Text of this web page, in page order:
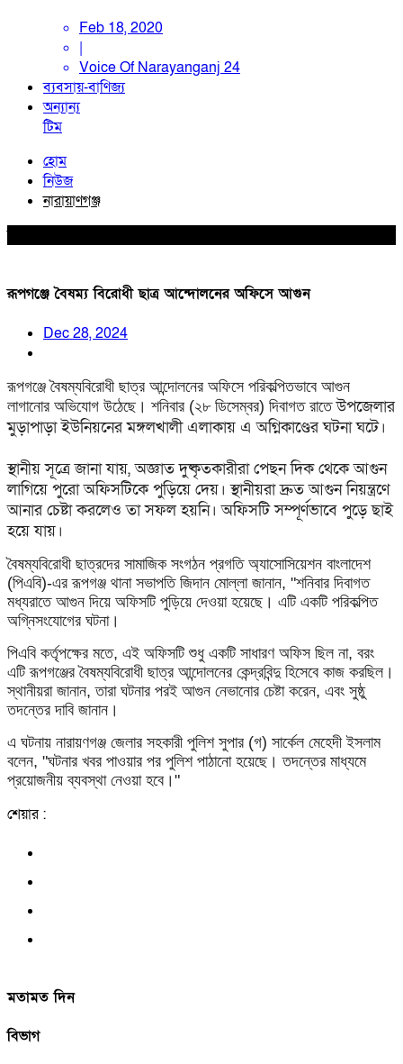
Feb 18, 2020
|
Voice Of Narayanganj 24
ব্যবসায়-বাণিজ্য
অন্যান্য
টিম
হোম
নিউজ
নারায়াণগঞ্জ
রূপগঞ্জে বৈষম্য বিরোধী ছাত্র আন্দোলনের অফিসে আগুন
Dec 28, 2024
রূপগঞ্জে বৈষম্যবিরোধী ছাত্র আন্দোলনের অফিসে পরিকল্পিতভাবে আগুন
লাগানোর অভিযোগ উঠেছে। শনিবার (২৮ ডিসেম্বর) দিবাগত রাতেউপজেলার
মুড়াপাড়া ইউনিয়নের মঙ্গলখালী এলাকায় এ অগ্নিকাণ্ডের ঘটনা ঘটে।
স্থানীয় সূত্রে জানা যায়, অজ্ঞাত দুষ্কৃতকারীরা পেছন দিক থেকে আগুন
লাগিয়ে পুরো অফিসটিকে পুড়িয়ে দেয়। স্থানীয়রা দ্রুত আগুন নিয়ন্ত্রণে
আনার চেষ্টা করলেও তা সফল হয়নি। অফিসটি সম্পূর্ণভাবে পুড়ে ছাই
হয়ে যায়।
বৈষম্যবিরোধী ছাত্রদের সামাজিক সংগঠন প্রগতি অ্যাসোসিয়েশন বাংলাদেশ
(পিএবি)-এর রূপগঞ্জ থানা সভাপতি জিদান মোল্লা জানান, "শনিবার দিবাগত
মধ্যরাতে আগুন দিয়ে অফিসটি পুড়িয়ে দেওয়া হয়েছে। এটি একটি পরিকল্পিত
অগ্নিসংযোগের ঘটনা।
পিএবি কর্তৃপক্ষের মতে, এই অফিসটি শুধু একটি সাধারণ অফিস ছিল না, বরং
এটি রূপগঞ্জের বৈষম্যবিরোধী ছাত্র আন্দোলনের কেন্দ্রবিন্দু হিসেবে কাজ করছিল।
স্থানীয়রা জানান, তারা ঘটনার পরই আগুন নেভানোর চেষ্টা করেন, এবং সুষ্ঠু
তদন্তের দাবি জানান।
এ ঘটনায় নারায়ণগঞ্জ জেলার সহকারী পুলিশ সুপার (গ) সার্কেল মেহেদী ইসলাম
বলেন, "ঘটনার খবর পাওয়ার পর পুলিশ পাঠানো হয়েছে। তদন্তের মাধ্যমে
প্রয়োজনীয় ব্যবস্থা নেওয়া হবে।"
শেয়ার :
মতামত দিন
বিভাগ